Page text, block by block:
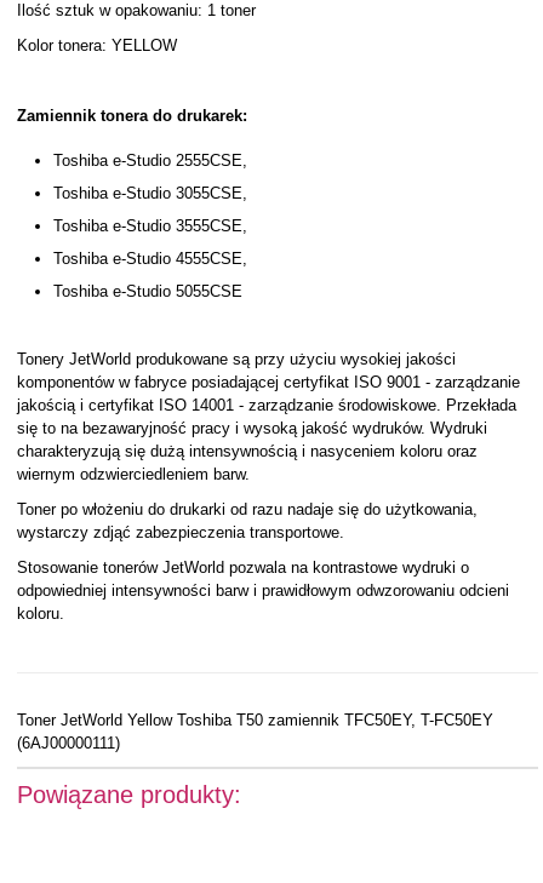
Ilość sztuk w opakowaniu: 1 toner
Kolor tonera: YELLOW
Zamiennik tonera do drukarek:
Toshiba e-Studio 2555CSE,
Toshiba e-Studio 3055CSE,
Toshiba e-Studio 3555CSE,
Toshiba e-Studio 4555CSE,
Toshiba e-Studio 5055CSE
Tonery JetWorld produkowane są przy użyciu wysokiej jakości
komponentów w fabryce posiadającej certyfikat ISO 9001 - zarządzanie
jakością i certyfikat ISO 14001 - zarządzanie środowiskowe. Przekłada
się to na bezawaryjność pracy i wysoką jakość wydruków. Wydruki
charakteryzują się dużą intensywnością i nasyceniem koloru oraz
wiernym odzwierciedleniem barw.
Toner po włożeniu do drukarki od razu nadaje się do użytkowania,
wystarczy zdjąć zabezpieczenia transportowe.
Stosowanie tonerów JetWorld pozwala na kontrastowe wydruki o
odpowiedniej intensywności barw i prawidłowym odwzorowaniu odcieni
koloru.
Toner JetWorld Yellow Toshiba T50 zamiennik TFC50EY, T-FC50EY
(6AJ00000111)
Powiązane produkty: